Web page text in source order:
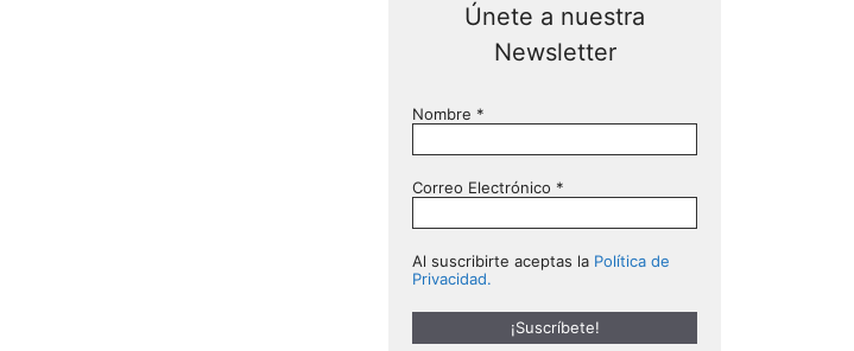
Únete a nuestra
Newsletter
Nombre *
Correo Electrónico *
Al suscribirte aceptas la Política de
Privacidad.